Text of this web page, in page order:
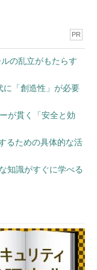
PR
の乱立がもたらす
に「創造性」が必要
が貫く「安全と効
るための具体的な活
知識がすぐに学べる